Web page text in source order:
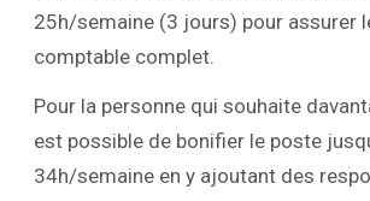
25h/semaine (3 jours) pour assurer
comptable complet.
Pour la personne qui souhaite
est possible de bonifier le poste
34h/semaine en y ajoutant des